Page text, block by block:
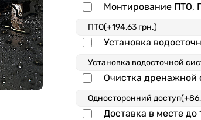
Монтирование ПТО,
Установка
Очистка дренажной
Доставка в месте до